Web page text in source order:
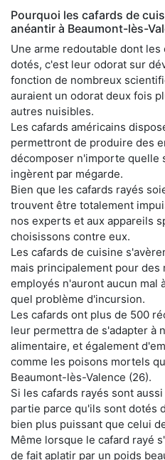
Pourquoi les cafards de
anéantir à Beaumont-lès-
Une arme redoutable dont
dotés, c'est leur odorat sur
fonction de nombreux
auraient un odorat deux fois
autres nuisibles.
Les cafards américains
permettront de produire des
décomposer n'importe quelle
ingèrent par mégarde.
Bien que les cafards rayés
trouvent être totalement
nos experts et aux appareils
choisissons contre eux.
Les cafards de cuisine
mais principalement pour
employés n'auront aucun mal
quel problème d'incursion.
Les cafards ont plus de 500
leur permettra de s'adapter à
alimentaire, et également
comme les poisons mortels
Beaumont-lès-Valence (26).
Si les cafards rayés sont
partie parce qu'ils sont dotés
bien plus puissant que celui
Même lorsque le cafard rayé
de fait aplatir par un poids